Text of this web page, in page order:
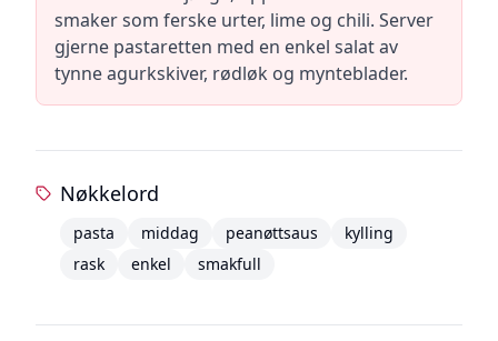
smaker som ferske urter, lime og chili. Server
gjerne pastaretten med en enkel salat av
tynne agurkskiver, rødløk og mynteblader.
Nøkkelord
pasta middag peanøttsaus
kylling
rask
enkel smakfull